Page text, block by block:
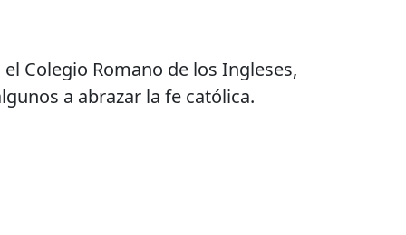
Colegio Romano de los Ingleses,
a abrazar la fe católica.